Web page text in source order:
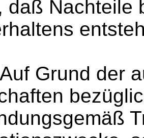
daß Nachteile
Auf Grund der